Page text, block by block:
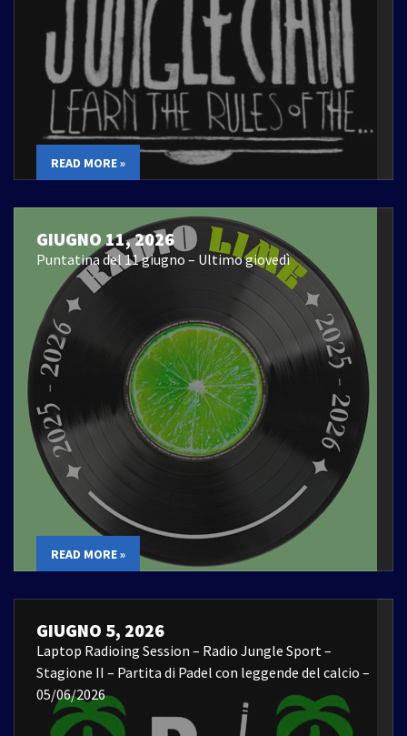
READ MORE »
GIUGNO 11, 2026
Puntatina del 11 giugno – Ultimo giovedì
READ MORE »
GIUGNO 5, 2026
Laptop Radioing Session – Radio Jungle Sport –
Stagione II – Partita di Padel con leggende del calcio –
05/06/2026